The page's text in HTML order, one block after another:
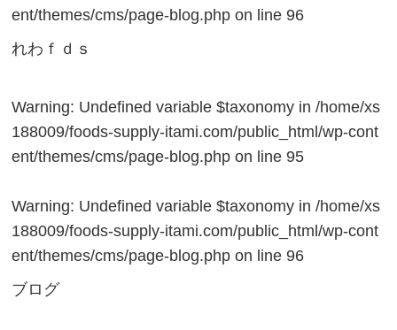
ent/themes/cms/page-blog.php on line96
れわｆｄｓ
Warning: Undefined variable $taxonomy in/home/xs
188009/foods-supply-itami.com/public_html/wp-cont
ent/themes/cms/page-blog.php on line95
Warning: Undefined variable $taxonomy in/home/xs
188009/foods-supply-itami.com/public_html/wp-cont
ent/themes/cms/page-blog.php on line96
ブログ